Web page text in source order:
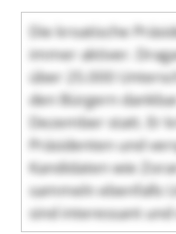
Die kroatische
immer aktiver.
über 25.000
den Bürgern
Dezember statt. Er
Präsidenten und
Kandidaten wie
sammeln ebenfalls
sind interessant und